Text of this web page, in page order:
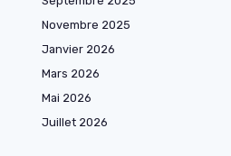
Novembre 2025
Janvier 2026
Mars 2026
Mai 2026
Juillet 2026